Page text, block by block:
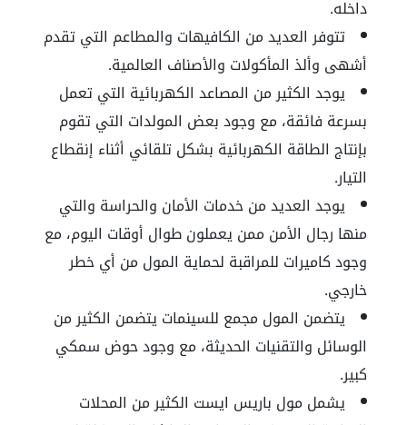
داخله.
تتوفر العديد من الكافيهات والمطاعم التي تقدم
أشهى وألذ المأكولات والأصناف العالمية.
يوجد الكثير من المصاعد الكهربائية التي تعمل
بسرعة فائقة، مع وجود بعض المولدات التي تقوم
بإنتاج الطاقة الكهربائية بشكل تلقائي أثناء إنقطاع
التيار.
يوجد العديد من خدمات الأمان والحراسة والتي
منها رجال الأمن ممن يعملون طوال أوقات اليوم، مع
وجود كاميرات للمراقبة لحماية المول من أي خطر
خارجي.
يتضمن المول مجمع للسينمات يتضمن الكثير من
الوسائل والتقنيات الحديثة، مع وجود حوض سمكي
كبير.
يشمل مول باريس ايست الكثير من المحلات